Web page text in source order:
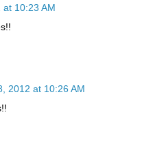
10:23 AM
2012 at 10:26 AM